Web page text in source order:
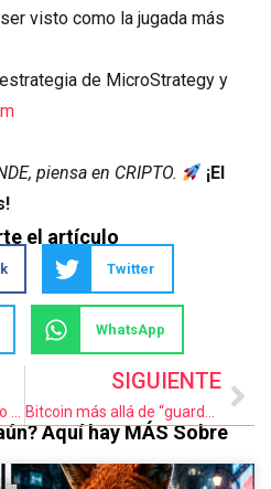
visto como la jugada más
de MicroStrategy y
piensa en CRIPTO.
¡El
el artículo
Twitter
WhatsApp
SIGUIENTE
Aquí hay MÁS Sobre